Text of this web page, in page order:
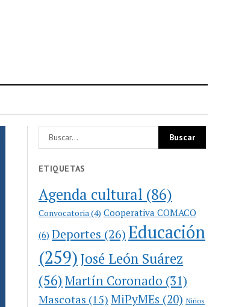
ETIQUETAS
Agenda cultural (86)
Convocatoria (4) Cooperativa COMACO
(6) Deportes (26)Educación
(259)José León Suárez
(56)Martín Coronado (31)
Mascotas (15) MiPyMEs (20) Niños